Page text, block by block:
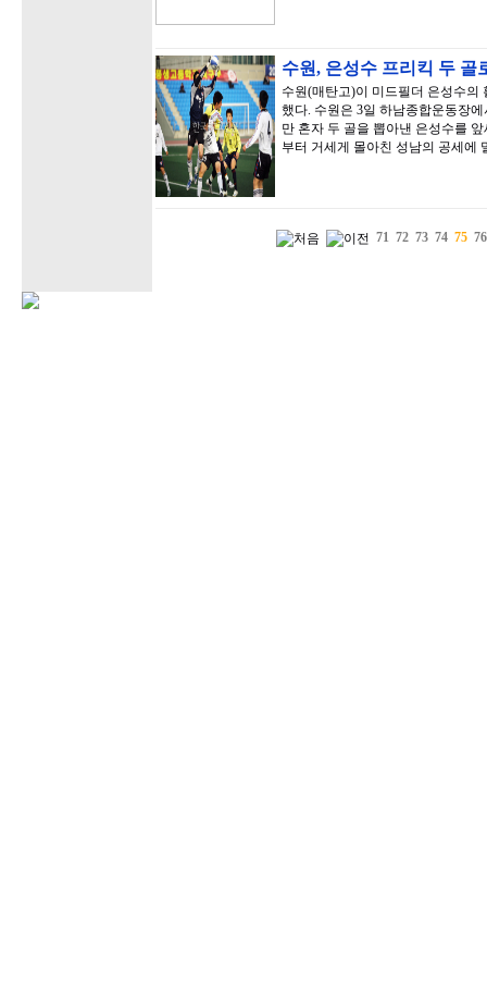
수원, 은성수 프리킥 두 골
수원(매탄고)이 미드필더 은성수의
했다. 수원은 3일 하남종합운동장
만 혼자 두 골을 뽑아낸 은성수를
부터 거세게 몰아친 성남의 공세에
71 72 73 74 75 76